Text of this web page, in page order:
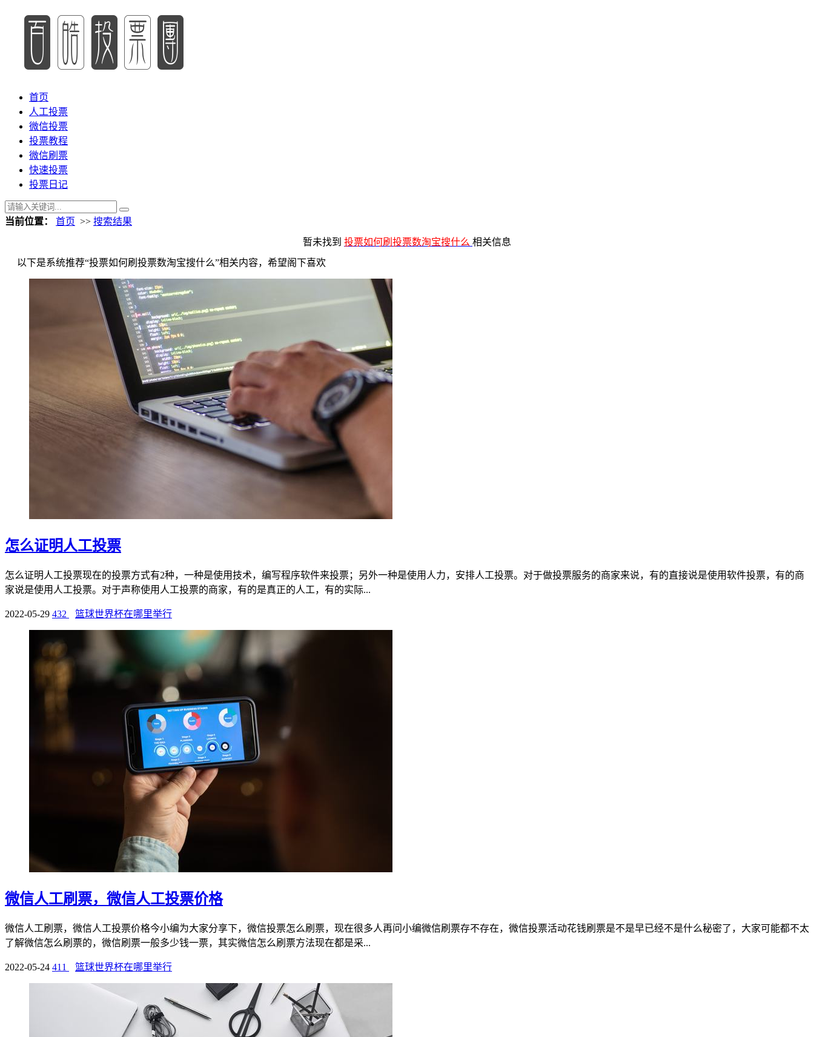
首页
人工投票
微信投票
投票教程
微信刷票
快速投票
投票日记
当前位置： 首页 >> 搜索结果
暂未找到 投票如何刷投票数淘宝搜什么 相关信息
以下是系统推荐“投票如何刷投票数淘宝搜什么”相关内容，希望阁下喜欢
怎么证明人工投票
怎么证明人工投票现在的投票方式有2种，一种是使用技术，编写程序软件来投票；另外一种是使用人力，安排人工投票。对于做投票服务的商家来说，有的直接说是使用软件投票，有的商
家说是使用人工投票。对于声称使用人工投票的商家，有的是真正的人工，有的实际...
2022-05-29 432 篮球世界杯在哪里举行
微信人工刷票，微信人工投票价格
微信人工刷票，微信人工投票价格今小编为大家分享下，微信投票怎么刷票，现在很多人再问小编微信刷票存不存在，微信投票活动花钱刷票是不是早已经不是什么秘密了，大家可能都不太
了解微信怎么刷票的，微信刷票一般多少钱一票，其实微信怎么刷票方法现在都是采...
2022-05-24 411 篮球世界杯在哪里举行